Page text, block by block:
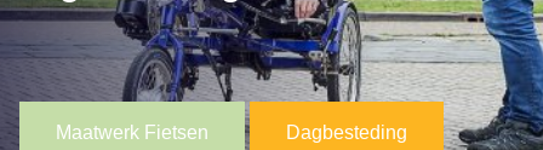
Maatwerk Fietsen Dagbesteding